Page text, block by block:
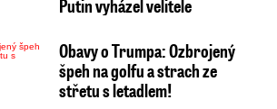
Putin vyházel velitele
Obavy o Trumpa: Ozbrojený
špeh na golfu a strach ze
střetu s letadlem!